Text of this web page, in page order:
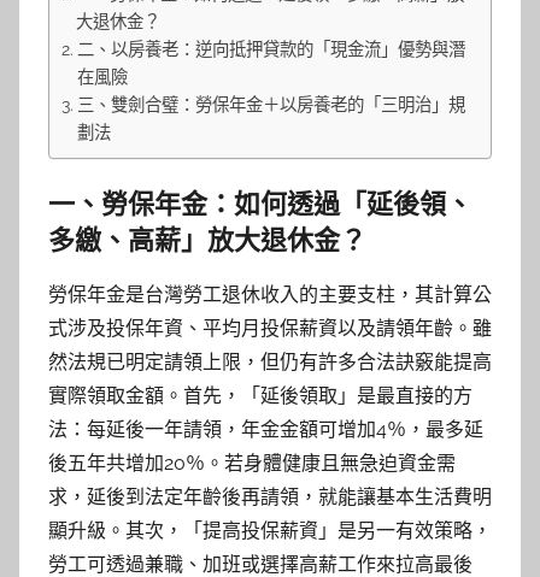
大退休金？
二、以房養老：逆向抵押貸款的「現金流」優勢與潛
在風險
三、雙劍合璧：勞保年金＋以房養老的「三明治」規
劃法
一、勞保年金：如何透過「延後領、
多繳、高薪」放大退休金？
勞保年金是台灣勞工退休收入的主要支柱，其計算公
式涉及投保年資、平均月投保薪資以及請領年齡。雖
然法規已明定請領上限，但仍有許多合法訣竅能提高
實際領取金額。首先，「延後領取」是最直接的方
法：每延後一年請領，年金金額可增加4％，最多延
後五年共增加20％。若身體健康且無急迫資金需
求，延後到法定年齡後再請領，就能讓基本生活費明
顯升級。其次，「提高投保薪資」是另一有效策略，
勞工可透過兼職、加班或選擇高薪工作來拉高最後